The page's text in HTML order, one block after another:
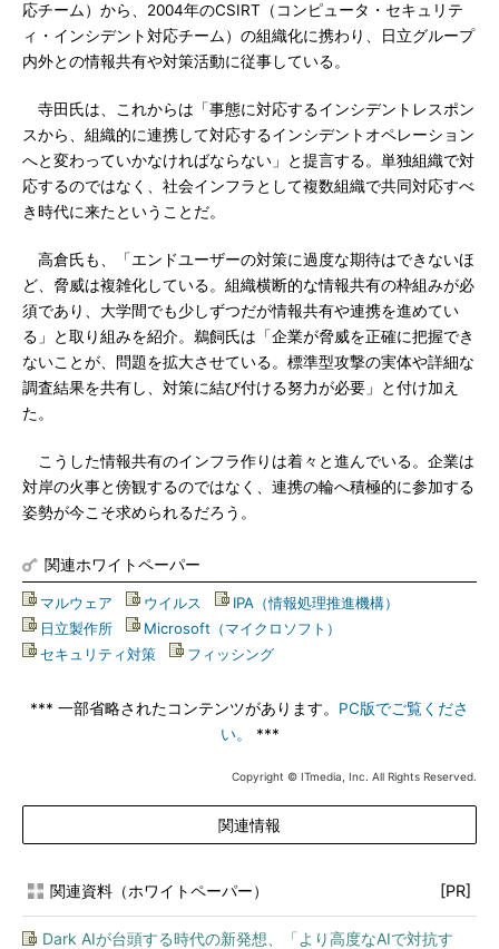
応チーム）から、2004年のCSIRT（コンピュータ・セキュリテ
ィ・インシデント対応チーム）の組織化に携わり、日立グループ
内外との情報共有や対策活動に従事している。
寺田氏は、これからは「事態に対応するインシデントレスポン
スから、組織的に連携して対応するインシデントオペレーション
へと変わっていかなければならない」と提言する。単独組織で対
応するのではなく、社会インフラとして複数組織で共同対応すべ
き時代に来たということだ。
高倉氏も、「エンドユーザーの対策に過度な期待はできないほ
ど、脅威は複雑化している。組織横断的な情報共有の枠組みが必
須であり、大学間でも少しずつだが情報共有や連携を進めてい
る」と取り組みを紹介。鵜飼氏は「企業が脅威を正確に把握でき
ないことが、問題を拡大させている。標準型攻撃の実体や詳細な
調査結果を共有し、対策に結び付ける努力が必要」と付け加え
た。
こうした情報共有のインフラ作りは着々と進んでいる。企業は
対岸の火事と傍観するのではなく、連携の輪へ積極的に参加する
姿勢が今こそ求められるだろう。
関連ホワイトペーパー
マルウェア ウイルス IPA（情報処理推進機構）
日立製作所
Microsoft（マイクロソフト）
セキュリティ対策
フィッシング
*** 一部省略されたコンテンツがあります。 PC版でご覧くださ
い。
***
Copyright © ITmedia, Inc. All Rights Reserved.
関連情報
関連資料（ホワイトペーパー） [PR]
Dark AIが台頭する時代の新発想、「より高度なAIで対抗す